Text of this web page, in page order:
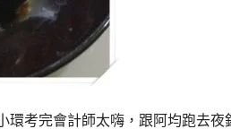
考完會計師太嗨，跟阿均跑去夜